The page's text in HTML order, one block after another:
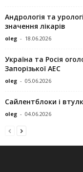
Андрологія та
значення лікарів
oleg - 18.06.2026
Україна та Росія
Запорізької АЕС
oleg - 05.06.2026
Сайлентблоки і
oleg - 04.06.2026